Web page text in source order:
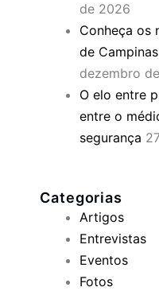
de 2026
Conheça os
de
dezembro
O elo entre
entre o
segurança
Categorias
Artigos
Entrevistas
Eventos
Fotos